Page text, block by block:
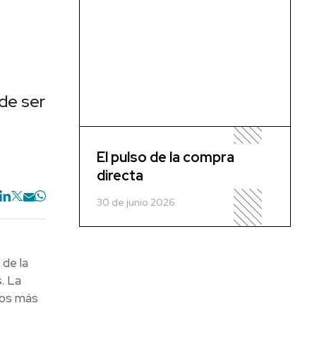
ser
la
La
más
El pulso de la compra
directa
30 de junio 2026